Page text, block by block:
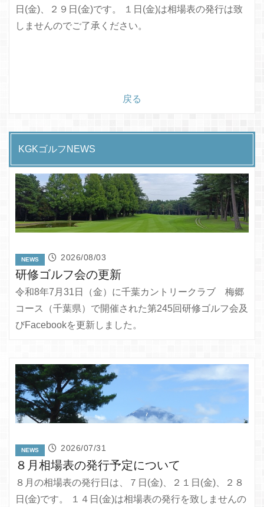
日(金)、２９日(金)です。 １日(金)は相場表の発行は致
しませんのでご了承ください。
戻る
KGKゴルフNEWS
NEWS 2026/08/03
研修ゴルフ会の更新
令和8年7月31日（金）に千葉カントリークラブ 梅郷
コース（千葉県）で開催された第245回研修ゴルフ会及
びFacebookを更新しました。
NEWS 2026/07/31
８月相場表の発行予定について
８月の相場表の発行日は、７日(金)、２１日(金)、２８
日(金)です。 １４日(金)は相場表の発行を致しませんの